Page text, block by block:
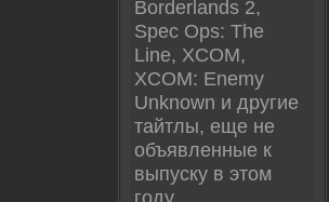
Borderlands 2,
Spec Ops: The
Line, XCOM,
XCOM: Enemy
Unknown и другие
тайтлы, еще не
объявленные к
выпуску в этом